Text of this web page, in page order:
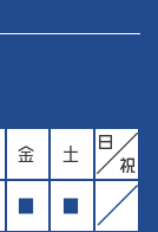
金 土